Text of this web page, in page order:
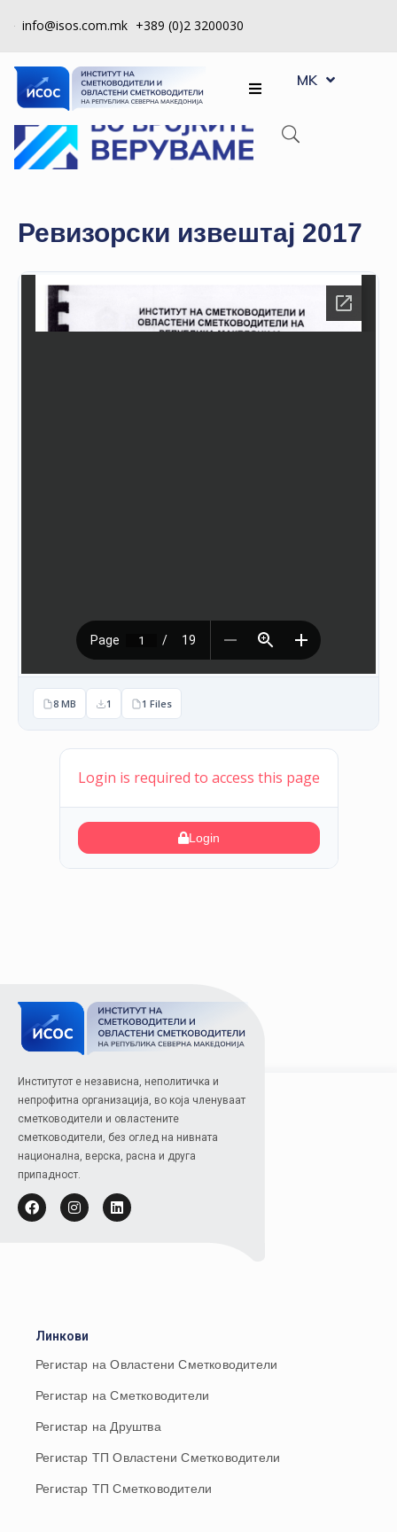
info@isos.com.mk +389 (0)2 3200030
ЗА
НАС
РЕГИСТРИ
НА
КАКО
MK
SQ
Ревизорски извештај 2017
8 MB 1 1 Files
Login is required to access this page
Login
Институтот е независна, неполитичка и
непрофитна организација, во која членуваат
сметководители и овластените
сметководители, без оглед на нивната
национална, верска, расна и друга
припадност.
Линкови
Регистар на Овластени Сметководители
Регистар на Сметководители
Регистар на Друштва
Регистар ТП Овластени Сметководители
Регистар ТП Сметководители